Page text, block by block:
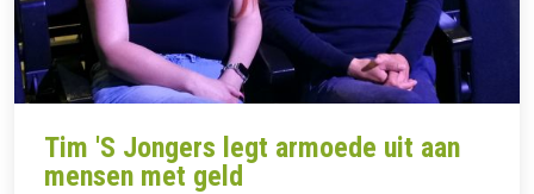
Tim 'S Jongers legt armoede uit aan
mensen met geld